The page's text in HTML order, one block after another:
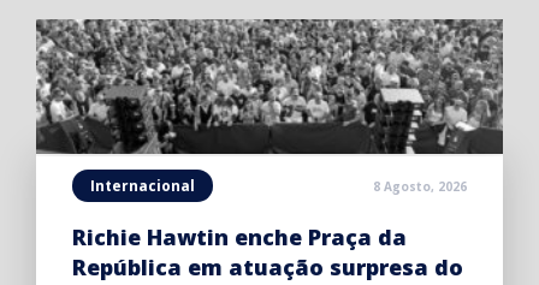
Internacional 8 Agosto, 2026
Richie Hawtin enche Praça da
República em atuação surpresa do